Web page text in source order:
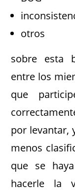
otros
sobre esta
entre los
que
por levantar,
menos
que se
hacerle la